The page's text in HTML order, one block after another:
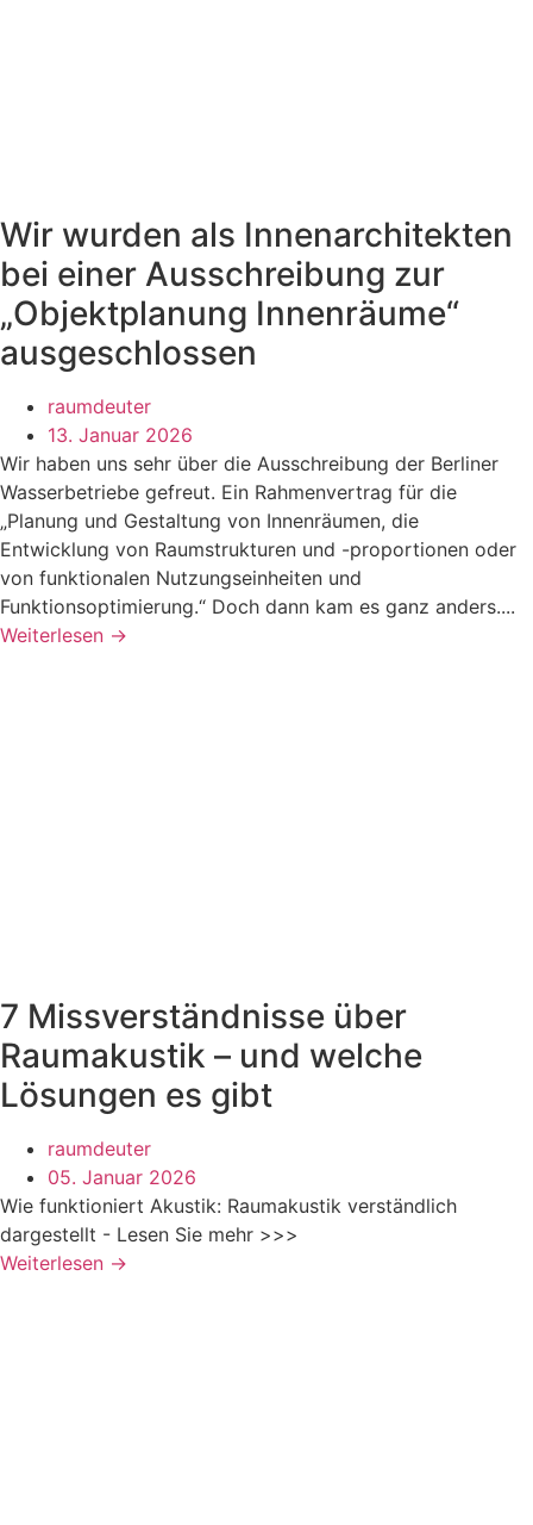
Wir wurden als Innenarchitekten
bei einer Ausschreibung zur
„Objektplanung Innenräume“
ausgeschlossen
raumdeuter
13. Januar 2026
Wir haben uns sehr über die Ausschreibung der Berliner
Wasserbetriebe gefreut. Ein Rahmenvertrag für die
„Planung und Gestaltung von Innenräumen, die
Entwicklung von Raumstrukturen und -proportionen oder
von funktionalen Nutzungseinheiten und
Funktionsoptimierung.“ Doch dann kam es ganz anders....
Weiterlesen →
7 Missverständnisse über
Raumakustik – und welche
Lösungen es gibt
raumdeuter
05. Januar 2026
Wie funktioniert Akustik: Raumakustik verständlich
dargestellt - Lesen Sie mehr >>>
Weiterlesen →